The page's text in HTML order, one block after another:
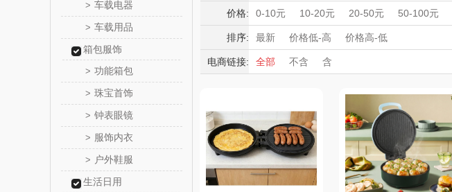
> 车载电器
> 车载用品
箱包服饰
> 功能箱包
> 珠宝首饰
> 钟表眼镜
> 服饰内衣
> 户外鞋服
生活日用
觅菓 MOVA
乐扣乐扣（家居/
袋）
纽曼Newmine
（线上款）
佳帮手 罗
沃莱 十二夏天 百草
养生壶/煮茶器
酸奶机 咖啡机 煮蛋器
电烧烤炉
空气炸锅 多功能锅 电饭煲
暖菜板
果蔬清洗机
积分礼品
周年庆礼品 春游踏青 开学
暖冬好物
外事出国 入职礼
高端送礼
开业乔迁 乡村振兴 定制案例
保险礼品
建材礼品 政企单位 房地产
儿童节 中秋节 建军
价格: 0-10元 10-20元 20-50元 50-100元
排序: 最新 价格低-高 价格高-低
电商链接: 全部 不含 含